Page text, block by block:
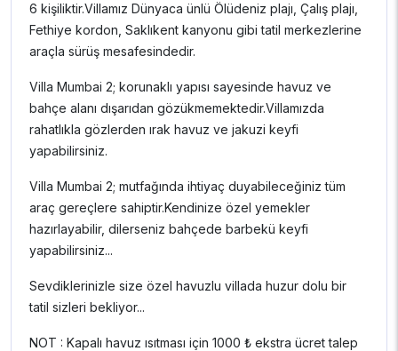
6 kişiliktir.Villamız Dünyaca ünlü Ölüdeniz plajı, Çalış plajı,
Fethiye kordon, Saklıkent kanyonu gibi tatil merkezlerine
araçla sürüş mesafesindedir.
Villa Mumbai 2; korunaklı yapısı sayesinde havuz ve
bahçe alanı dışarıdan gözükmemektedir.Villamızda
rahatlıkla gözlerden ırak havuz ve jakuzi keyfi
yapabilirsiniz.
Villa Mumbai 2; mutfağında ihtiyaç duyabileceğiniz tüm
araç gereçlere sahiptir.Kendinize özel yemekler
hazırlayabilir, dilerseniz bahçede barbekü keyfi
yapabilirsiniz...
Sevdiklerinizle size özel havuzlu villada huzur dolu bir
tatil sizleri bekliyor...
NOT : Kapalı havuz ısıtması için 1000 ₺ ekstra ücret talep